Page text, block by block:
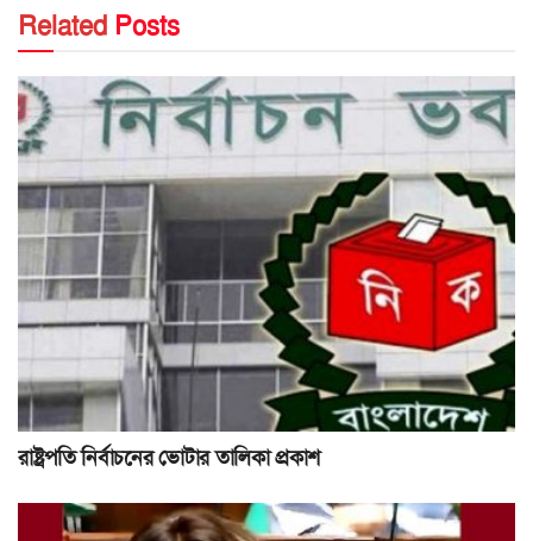
Related Posts
রাষ্ট্রপতি নির্বাচনের ভোটার তালিকা প্রকাশ